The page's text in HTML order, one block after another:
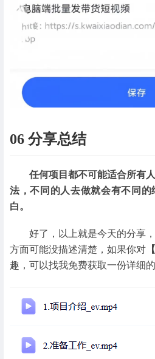
06 分享总结
任何项目都不可能适合所有
法，不同的人去做就会有不同的
白。
好了，以上就是今天的分享
方面可能没描述清楚，如果你对
趣，可以找我免费获取一份详细的